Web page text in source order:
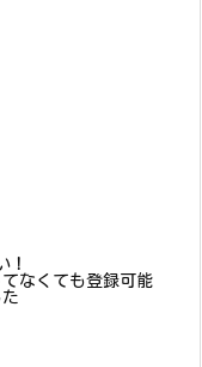
！
なくても登録可能